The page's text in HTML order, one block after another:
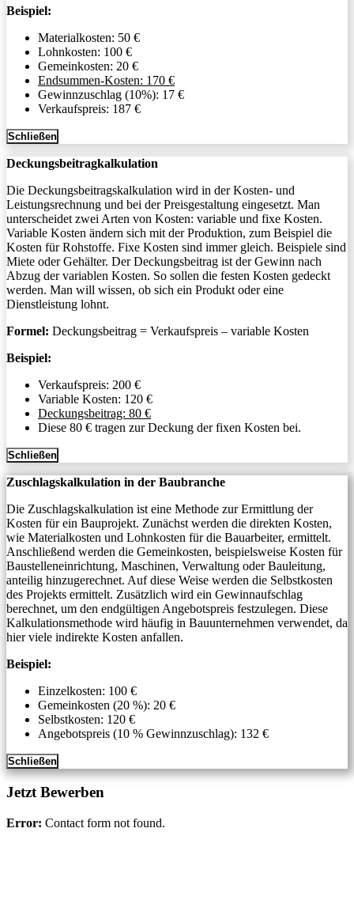
Beispiel:
Materialkosten: 50 €
Lohnkosten: 100 €
Gemeinkosten: 20 €
Endsummen-Kosten: 170 €
Gewinnzuschlag (10%): 17 €
Verkaufspreis: 187 €
Schließen
Deckungsbeitragkalkulation
Die Deckungsbeitragskalkulation wird in der Kosten- und
Leistungsrechnung und bei der Preisgestaltung eingesetzt. Man
unterscheidet zwei Arten von Kosten: variable und fixe Kosten.
Variable Kosten ändern sich mit der Produktion, zum Beispiel die
Kosten für Rohstoffe. Fixe Kosten sind immer gleich. Beispiele sind
Miete oder Gehälter. Der Deckungsbeitrag ist der Gewinn nach
Abzug der variablen Kosten. So sollen die festen Kosten gedeckt
werden. Man will wissen, ob sich ein Produkt oder eine
Dienstleistung lohnt.
Formel: Deckungsbeitrag = Verkaufspreis – variable Kosten
Beispiel:
Verkaufspreis: 200 €
Variable Kosten: 120 €
Deckungsbeitrag: 80 €
Diese 80 € tragen zur Deckung der fixen Kosten bei.
Schließen
Zuschlagskalkulation in der Baubranche
Die Zuschlagskalkulation ist eine Methode zur Ermittlung der
Kosten für ein Bauprojekt. Zunächst werden die direkten Kosten,
wie Materialkosten und Lohnkosten für die Bauarbeiter, ermittelt.
Anschließend werden die Gemeinkosten, beispielsweise Kosten für
Baustelleneinrichtung, Maschinen, Verwaltung oder Bauleitung,
anteilig hinzugerechnet. Auf diese Weise werden die Selbstkosten
des Projekts ermittelt. Zusätzlich wird ein Gewinnaufschlag
berechnet, um den endgültigen Angebotspreis festzulegen. Diese
Kalkulationsmethode wird häufig in Bauunternehmen verwendet, da
hier viele indirekte Kosten anfallen.
Beispiel:
Einzelkosten: 100 €
Gemeinkosten (20 %): 20 €
Selbstkosten: 120 €
Angebotspreis (10 % Gewinnzuschlag): 132 €
Schließen
Jetzt Bewerben
Error: Contact form not found.